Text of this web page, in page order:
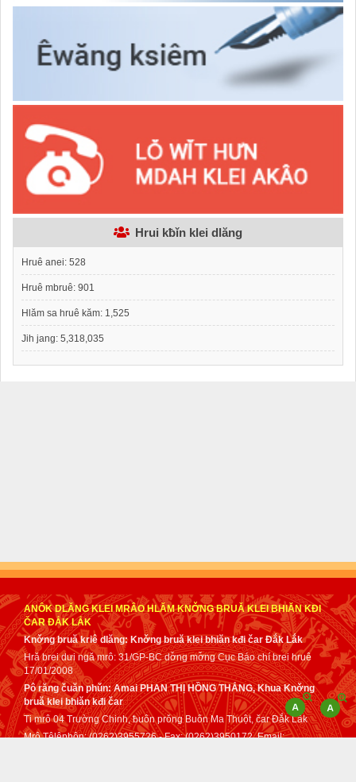
Hrui kƀǐn klei dlăng
Hruê anei: 528
Hruê mbruê: 901
Hlăm sa hruê kăm: 1,525
Jih jang: 5,318,035
ANÔK DLĂNG KLEI MRÂO HLĂM KNƠ̌NG BRUǍ KLEI BHIĂN KĐI
ČAR ĐẮK LẮK
Knơ̌ng bruă kriê dlăng: Knơ̌ng bruă klei bhiăn kđi čar Đắk Lắk
Hră brei dưi ngă mrô: 31/GP-BC dơ̌ng mơ̌ng Cục Báo chí brei hruê
17/01/2008
Pô răng čuăn phǔn: Amai PHAN THỊ HỒNG THẮNG, Khua Knơ̌ng
bruă klei bhiăn kđi čar
Ti mrô 04 Trường Chinh, ƀuôn prǒng Buôn Ma Thuột, čar Đắk Lắk
Mrô Têlêphôn: (0262)3955726 - Fax: (0262)3950172. Email: